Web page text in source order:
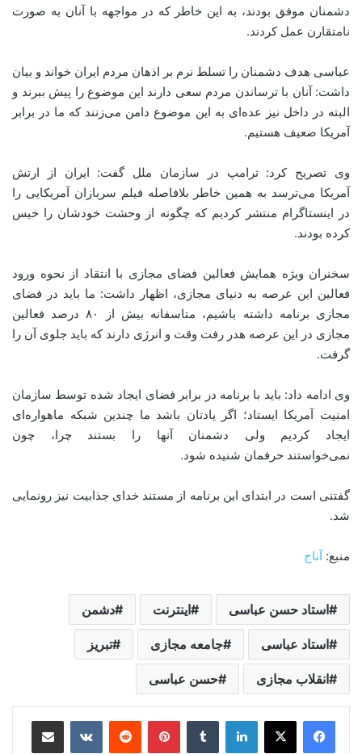
دشمنان موفق بودند، به این خاطر که در مواجهه با آنان به صورت
نامتقارن عمل کردند.
عباسی هدف دشمنان را تسلط نرم بر اذهان مردم ایران خواند و بیان
داشت: آنان با ترساندن مردم سعی دارند این موضوع را پیش ببرند و
البته در داخل نیز عده‌ای به این موضوع دامن می‌زنند که ما در برابر
آمریکا ضعیف هستیم.
وی تصریح کرد: ترامپ در سازمان ملل گفت: ایران از ارتش
آمریکا می‌ترسد به همین خاطر بلافاصله فیلم سربازان آمریکایی را
در اینستاگرام منتشر کردیم که چگونه از وحشت خودشان را خیس
کرده بودند.
سخنران ویژه همایش فعالین فضای مجازی با انتقاد از نحوه ورود
فعالین این عرصه به دنیای مجازی، اظهار داشت: ما باید در فضای
مجازی برنامه داشته باشیم، متاسفانه بیش از ۸۰ درصد فعالین
مجازی در این عرصه هدر رفت وقت و انرژی دارند که باید جلوی آن را
گرفت.
وی ادامه داد: باید با برنامه در برابر فضای ایجاد شده توسط سازمان
امنیت آمریکا ایستاد؛ اگر یادتان باشد ما چندین شبکه ماهواره‌ای
ایجاد کردیم ولی دشمنان آنها را بستند چرا، چون
نمی‌خواستند حرفمان شنیده شود.
گفتنی است در ابتدای این برنامه از مستند خدای جذابیت نیز رونمایی
شد.
منبع: آناج
استاد حسن عباسی اینترنت دشمن
استاد عباسی جامعه مجازی تبریز
انقلاب مجازی حسن عباسی
لینکدین ‫تامبلر ‫پین‌ترست‫رددیت ‫VKontakteاشتراک گذاری از طریق ایمیل